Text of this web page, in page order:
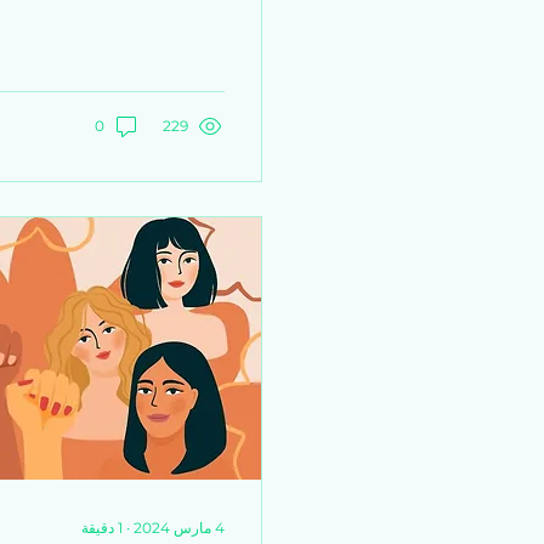
229
0
4 مارس 2024 ∙
1 دقيقة